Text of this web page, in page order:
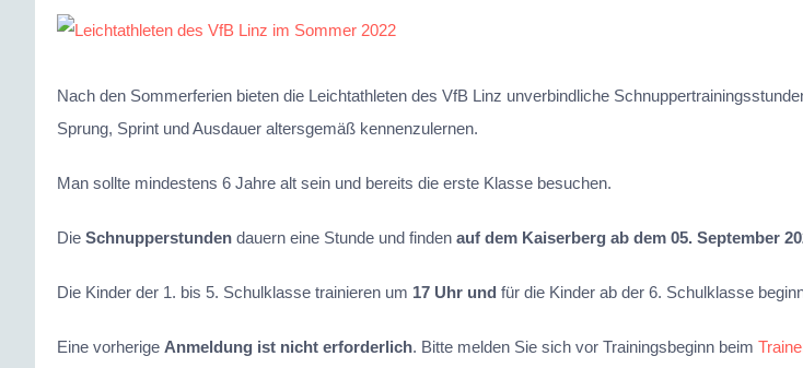
Zeige
Bild
Nach den Sommerferien bieten die Leichtathleten des VfB Linz unverbindliche
Sprung, Sprint und Ausdauer altersgemäß kennenzulernen.
Man sollte mindestens 6 Jahre alt sein und bereits die erste Klasse besuchen.
Die Schnupperstundendauern eine Stunde und finden auf dem Kaiserberg ab dem 05. September
Die Kinder der 1. bis 5. Schulklasse trainieren um 17 Uhr und für die Kinder ab der 6. Schulklasse
Eine vorherige Anmeldung ist nicht erforderlich. Bitte melden Sie sich vor Trainingsbeginn beim